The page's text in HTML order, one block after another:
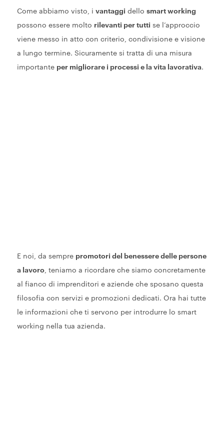
Come abbiamo visto, i vantaggi dello smart working
possono essere molto rilevanti per tutti se l’approccio
viene messo in atto con criterio, condivisione e visione
a lungo termine. Sicuramente si tratta di una misura
importante per migliorare i processi e la vita lavorativa.
E noi, da sempre promotori del benessere delle persone
a lavoro, teniamo a ricordare che siamo concretamente
al fianco di imprenditori e aziende che sposano questa
filosofia con servizi e promozioni dedicati. Ora hai tutte
le informazioni che ti servono per introdurre lo smart
working nella tua azienda.